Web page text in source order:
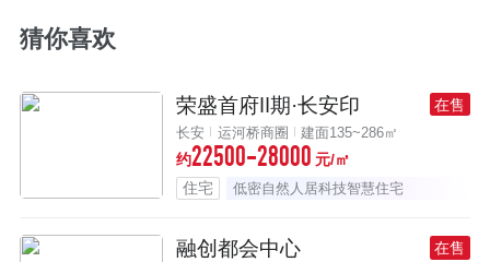
猜你喜欢
荣盛首府Ⅱ期·长安印 在售
长安 运河桥商圈 建面135~286㎡
约22500-28000 元/㎡
住宅
低密自然人居科技智慧住宅
融创都会中心 在售